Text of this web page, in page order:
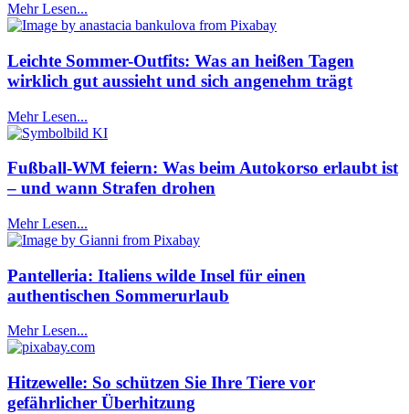
Mehr Lesen...
Leichte Sommer-Outfits: Was an heißen Tagen
wirklich gut aussieht und sich angenehm trägt
Mehr Lesen...
Fußball-WM feiern: Was beim Autokorso erlaubt ist
– und wann Strafen drohen
Mehr Lesen...
Pantelleria: Italiens wilde Insel für einen
authentischen Sommerurlaub
Mehr Lesen...
Hitzewelle: So schützen Sie Ihre Tiere vor
gefährlicher Überhitzung